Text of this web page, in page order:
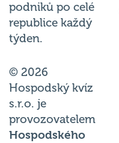
podniků po celé
republice každý
týden.
© 2026
Hospodský kvíz
s.r.o. je
provozovatelem
Hospodského